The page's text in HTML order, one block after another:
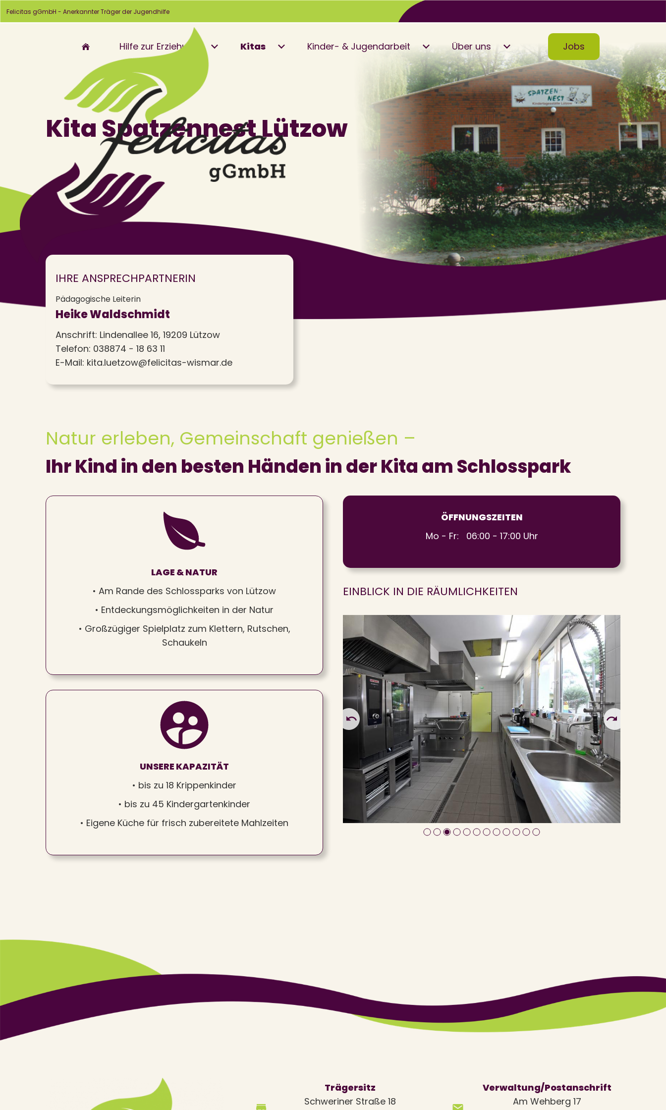
Felicitas gGmbH - Anerkannter Träger der Jugendhilfe
Hilfe zur Erziehung Kitas Kinder- & Jugendarbeit Über uns Jobs
Kita Spatzennest Lützow
IHRE ANSPRECHPARTNERIN
Pädagogische Leiterin
Heike Waldschmidt
Anschrift: Lindenallee 16, 19209 Lützow
Telefon: 038874 - 18 63 11
E-Mail: kita.luetzow@felicitas-wismar.de
Natur erleben, Gemeinschaft genießen –
Ihr Kind in den besten Händen in der Kita am Schlosspark
LAGE & NATUR
• Am Rande des Schlossparks von Lützow
• Entdeckungsmöglichkeiten in der Natur
• Großzügiger Spielplatz zum Klettern, Rutschen,
Schaukeln
UNSERE KAPAZITÄT
• bis zu 18 Krippenkinder
• bis zu 45 Kindergartenkinder
• Eigene Küche für frisch zubereitete Mahlzeiten
ÖFFNUNGSZEITEN
Mo - Fr: 06:00 - 17:00 Uhr
EINBLICK IN DIE RÄUMLICHKEITEN
Trägersitz
Schweriner Straße 18
Verwaltung/Postanschrift
Am Wehberg 17